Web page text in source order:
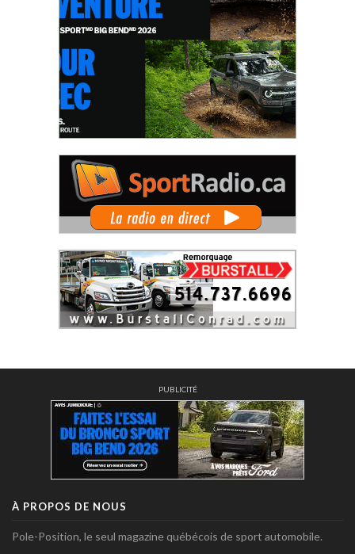
PUBLICITÉ
À PROPOS DE NOUS
Pole-Position, le seul magazine québécois de sport automobile.